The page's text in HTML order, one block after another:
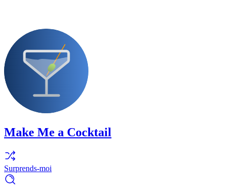
Make Me a Cocktail
Surprends-moi